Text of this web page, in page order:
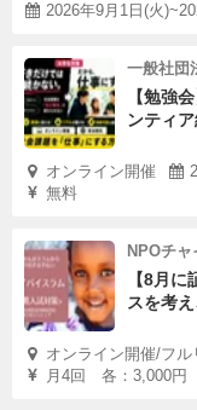
2026年9月1日(火
一般社団
【勉強
ンティ
オンライン開催
無料
NPOチ
【8月
スを考
オンライン開催/フ
月4回 各：3,000円